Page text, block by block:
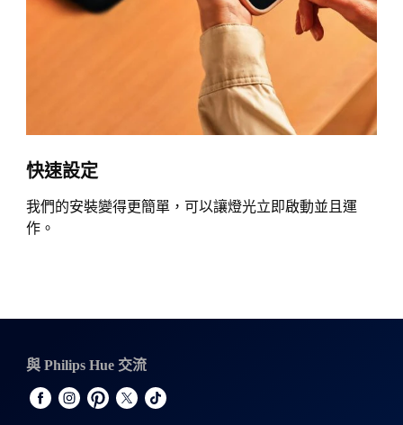
快速設定
我們的安裝變得更簡單，可以讓燈光立即啟動並且運
作。
與 Philips Hue 交流